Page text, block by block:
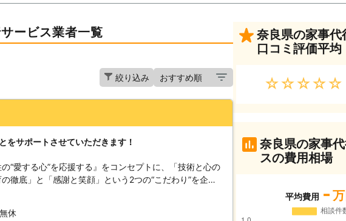
ービス業者一覧
絞り込み
をサポートさせていただきます！
“愛する心”を応援する』をコンセプトに、「技術と心の
徹底」と「感謝と笑顔」という2つの“こだわり”を企業
“お客様感動度120%”を目指しております。 家事代行サー
ングカンパニーとして、以下をお約束いたします。
タッフ5200人～ ベアーズレディは全員直接雇用。 業界
休
奈良県の家事代
口コミ評価平均
★★★★★
奈良県の家事
スの費用相場
平均費用 -